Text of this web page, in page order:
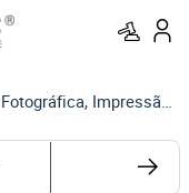
Equipamentos para Produção Fotográfica, Impressão e Encadernação